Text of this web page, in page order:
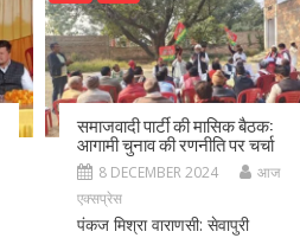
समाजवादी पार्टी की मासिक बैठक:
आगामी चुनाव की रणनीति पर चर्चा
8 DECEMBER 2024
आज
एक्सप्रेस
पंकज मिश्रा वाराणसी: सेवापुरी